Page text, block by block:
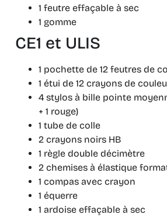
1 feutre effaçable à sec
1 gomme
CE1 et ULIS
1 pochette de 12 feutres de
1 étui de 12 crayons de
4 stylos à bille pointe
+ 1 rouge)
1 tube de colle
2 crayons noirs HB
1 règle double décimètre
2 chemises à élastique
1 compas avec crayon
1 équerre
1 ardoise effaçable à sec